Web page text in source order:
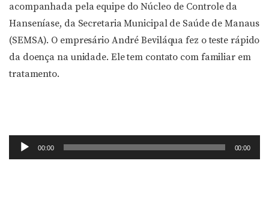
acompanhada pela equipe do Núcleo de Controle da
Hanseníase, da Secretaria Municipal de Saúde de Manaus
(SEMSA). O empresário André Beviláqua fez o teste rápido
da doença na unidade. Ele tem contato com familiar em
tratamento.
Tocador
de
00:00 00:00